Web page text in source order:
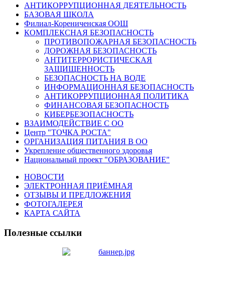
АНТИКОРРУПЦИОННАЯ ДЕЯТЕЛЬНОСТЬ
БАЗОВАЯ ШКОЛА
Филиал-Корениченская ООШ
КОМПЛЕКСНАЯ БЕЗОПАСНОСТЬ
ПРОТИВОПОЖАРНАЯ БЕЗОПАСНОСТЬ
ДОРОЖНАЯ БЕЗОПАСНОСТЬ
АНТИТЕРРОРИСТИЧЕСКАЯ
ЗАЩИЩЕННОСТЬ
БЕЗОПАСНОСТЬ НА ВОДЕ
ИНФОРМАЦИОННАЯ БЕЗОПАСНОСТЬ
АНТИКОРРУПЦИОННАЯ ПОЛИТИКА
ФИНАНСОВАЯ БЕЗОПАСНОСТЬ
КИБЕРБЕЗОПАСНОСТЬ
ВЗАИМОДЕЙСТВИЕ С ОО
Центр "ТОЧКА РОСТА"
ОРГАНИЗАЦИЯ ПИТАНИЯ В ОО
Укрепление общественного здоровья
Национальный проект "ОБРАЗОВАНИЕ"
НОВОСТИ
ЭЛЕКТРОННАЯ ПРИЁМНАЯ
ОТЗЫВЫ И ПРЕДЛОЖЕНИЯ
ФОТОГАЛЕРЕЯ
КАРТА САЙТА
Полезные ссылки